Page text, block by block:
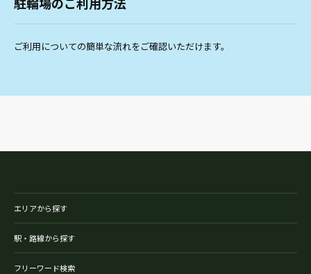
ご利用についての簡単な流れをご確認いただけます。
エリアから探す
駅・路線から探す
フリーワード検索